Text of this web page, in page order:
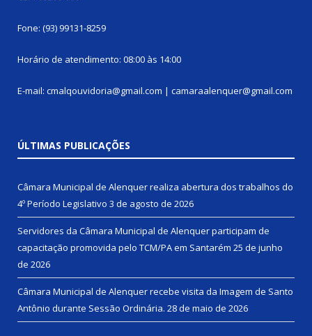
Fone: (93) 99131-8259
Horário de atendimento: 08:00 às 14:00
E-mail: cmalqouvidoria@gmail.com | camaraalenquer@gmail.com
ÚLTIMAS PUBLICAÇÕES
Câmara Municipal de Alenquer realiza abertura dos trabalhos do
4º Período Legislativo 3 de agosto de 2026
Servidores da Câmara Municipal de Alenquer participam de
capacitação promovida pelo TCM/PA em Santarém 25 de junho
de 2026
Câmara Municipal de Alenquer recebe visita da Imagem de Santo
Antônio durante Sessão Ordinária. 28 de maio de 2026